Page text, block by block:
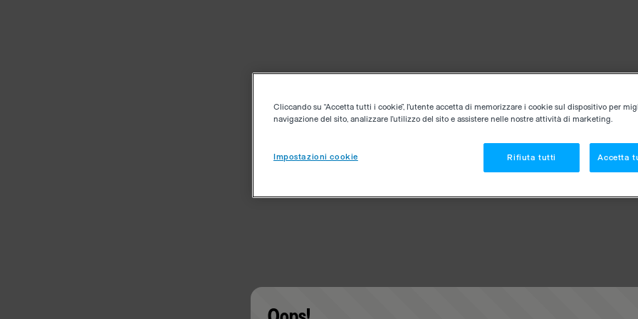
Cliccando su “Accetta tutti i cookie”, l'utente accetta di memorizzare i cookie sul dispositivo per
navigazione del sito, analizzare l'utilizzo del sito e assistere nelle nostre attività di marketing.
Impostazioni cookie Rifiuta tutti Accetta